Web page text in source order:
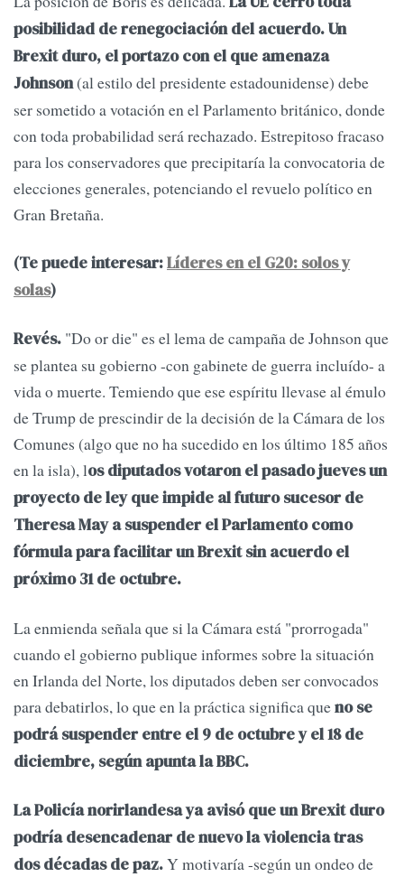
posibilidad de renegociación del acuerdo. Un
Brexit duro, el portazo con el que amenaza
Johnson(al estilo del presidente estadounidense) debe
ser sometido a votación en el Parlamento británico, donde
con toda probabilidad será rechazado. Estrepitoso fracaso
para los conservadores que precipitaría la convocatoria de
elecciones generales, potenciando el revuelo político en
Gran Bretaña.
(Te puede interesar:Líderes en el G20: solos y
solas)
Revés. "Do or die" es el lema de campaña de Johnson que
se plantea su gobierno -con gabinete de guerra incluído- a
vida o muerte. Temiendo que ese espíritu llevase al émulo
de Trump de prescindir de la decisión de la Cámara de los
Comunes (algo que no ha sucedido en los último 185 años
en la isla), los diputados votaron el pasado jueves un
proyecto de ley que impide al futuro sucesor de
Theresa May a suspender el Parlamento como
fórmula para facilitar un Brexit sin acuerdo el
próximo 31 de octubre.
La enmienda señala que si la Cámara está "prorrogada"
cuando el gobierno publique informes sobre la situación
en Irlanda del Norte, los diputados deben ser convocados
para debatirlos, lo que en la práctica significa queno se
podrá suspender entre el 9 de octubre y el 18 de
diciembre, según apunta la BBC.
La Policía norirlandesa ya avisó que un Brexit duro
podría desencadenar de nuevo la violencia tras
dos décadas de paz.Y motivaría -según un ondeo de